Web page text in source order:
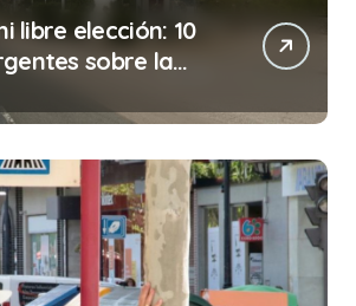
libre elección: 10
sobre la